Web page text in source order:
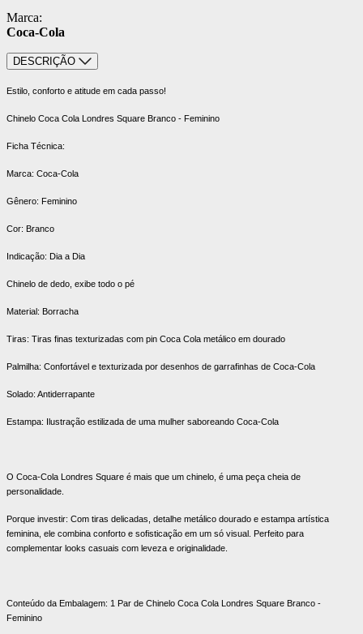
Marca:
Coca-Cola
DESCRIÇÃO
Estilo, conforto e atitude em cada passo!
Chinelo Coca Cola Londres Square Branco - Feminino
Ficha Técnica:
Marca: Coca-Cola
Gênero: Feminino
Cor: Branco
Indicação: Dia a Dia
Chinelo de dedo, exibe todo o pé
Material: Borracha
Tiras: Tiras finas texturizadas com pin Coca Cola metálico em dourado
Palmilha: Confortável e texturizada por desenhos de garrafinhas de Coca-Cola
Solado: Antiderrapante
Estampa: Ilustração estilizada de uma mulher saboreando Coca-Cola
O Coca-Cola Londres Square é mais que um chinelo, é uma peça cheia de
personalidade.
Porque investir: Com tiras delicadas, detalhe metálico dourado e estampa artística
feminina, ele combina conforto e sofisticação em um só visual. Perfeito para
complementar looks casuais com leveza e originalidade.
Conteúdo da Embalagem: 1 Par de Chinelo Coca Cola Londres Square Branco -
Feminino